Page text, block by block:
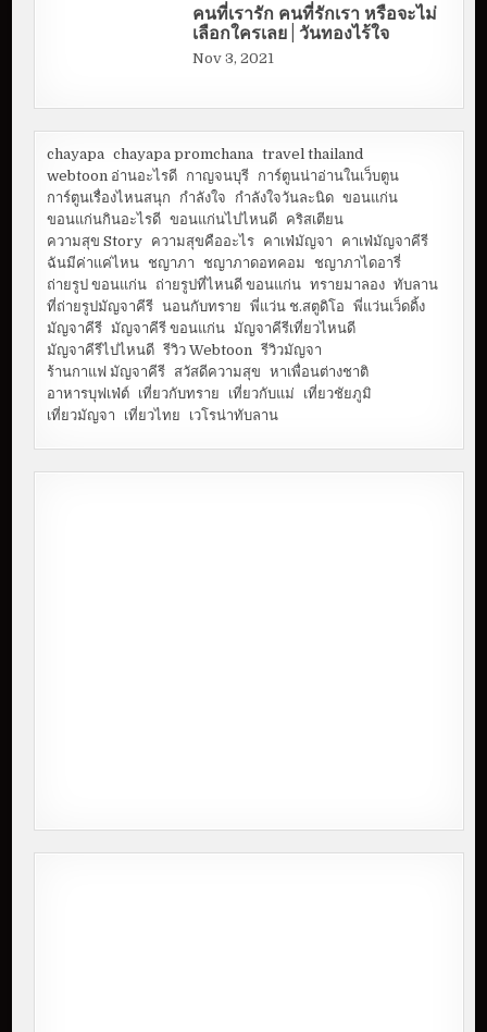
คนที่เรารัก คนที่รักเรา หรือจะไม่
เลือกใครเลย | วันทองไร้ใจ
Nov 3, 2021
chayapa chayapa promchana
travel thailand
webtoon อ่านอะไรดี กาญจนบุรี การ์ตูนน่าอ่านในเว็บตูน
การ์ตูนเรื่องไหนสนุก
กำลังใจ กำลังใจวันละนิด ขอนแก่น
ขอนแก่นกินอะไรดี ขอนแก่นไปไหนดี คริสเตียน
ความสุข Story ความสุขคืออะไร คาเฟ่มัญจา
คาเฟ่มัญจาคีรี
ฉันมีค่าแค่ไหน ชญาภา ชญาภาดอทคอม
ชญาภาไดอารี่
ถ่ายรูป ขอนแก่น ถ่ายรูปที่ไหนดี ขอนแก่น ทรายมาลอง ทับลาน
ที่ถ่ายรูปมัญจาคีรี นอนกับทราย พี่แว่น ช.สตูดิโอ
พี่แว่นเว็ดดิ้ง
มัญจาคีรี มัญจาคีรี ขอนแก่น มัญจาคีรีเที่ยวไหนดี
มัญจาคีรีไปไหนดี รีวิว Webtoon
รีวิวมัญจา
ร้านกาแฟ มัญจาคีรี สวัสดีความสุข
หาเพื่อนต่างชาติ
อาหารบุฟเฟ่ต์ เที่ยวกับทราย เที่ยวกับแม่
เที่ยวชัยภูมิ
เที่ยวมัญจา
เที่ยวไทย เวโรน่าทับลาน